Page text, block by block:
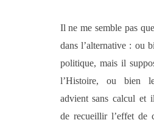
Il ne me semble pas
dans l’alternative : ou
politique, mais il
l’Histoire, ou bien
advient sans calcul et
de recueillir l’effet de